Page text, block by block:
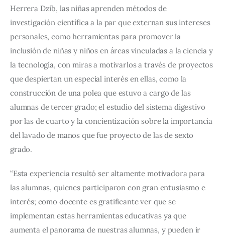
Herrera Dzib, las niñas aprenden métodos de
investigación científica a la par que externan sus intereses
personales, como herramientas para promover la
inclusión de niñas y niños en áreas vinculadas a la ciencia y
la tecnología, con miras a motivarlos a través de proyectos
que despiertan un especial interés en ellas, como la
construcción de una polea que estuvo a cargo de las
alumnas de tercer grado; el estudio del sistema digestivo
por las de cuarto y la concientización sobre la importancia
del lavado de manos que fue proyecto de las de sexto
grado.
“Esta experiencia resultó ser altamente motivadora para
las alumnas, quienes participaron con gran entusiasmo e
interés; como docente es gratificante ver que se
implementan estas herramientas educativas ya que
aumenta el panorama de nuestras alumnas, y pueden ir